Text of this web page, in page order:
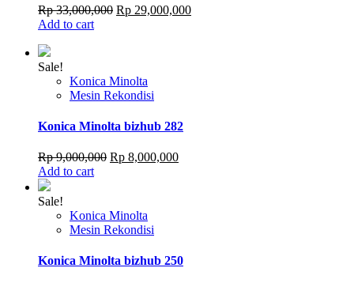
Rp33,000,000 Original
Rp 29,000,000Current
Add to cart
Sale!
Konica Minolta
Mesin Rekondisi
Konica Minolta bizhub 282
Rp9,000,000 Original
Rp 8,000,000Current
Add to cart
Sale!
Konica Minolta
Mesin Rekondisi
Konica Minolta bizhub 250